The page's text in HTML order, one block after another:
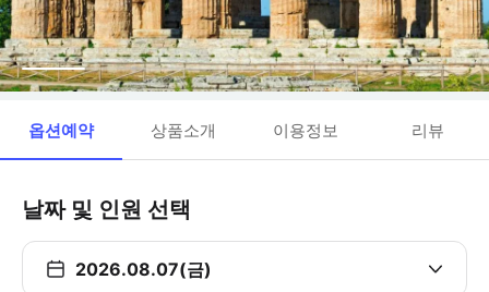
옵션예약 상품소개 이용정보 리뷰
날짜 및 인원 선택
2026.08.07(금)